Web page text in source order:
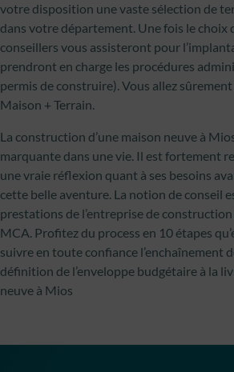
votre disposition une vaste sélection de
dans votre département. Une fois le choix
conseillers vous assisteront pour
prendront en charge les procédures
permis de construire). Vous allez
Maison + Terrain.
La construction d’une maison neuve à
marquante dans une vie. Il est fortement
une vraie réflexion quant à ses besoins
cette belle aventure. La notion de conseil
prestations de l’entreprise de
MCA. Profitez du process en 10 étapes
suivre en toute confiance l’enchaînement
définition de l’enveloppe budgétaire à la
neuve à Mios